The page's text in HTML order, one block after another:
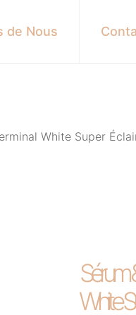
de Nous
White Super
Sérum
White